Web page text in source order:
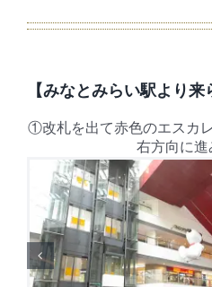
【みなとみらい駅より来
①改札を出て赤色のエスカ
右方向に進